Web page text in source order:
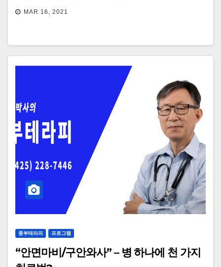
MAR 16, 2021
종부테라피 프로그램
“안면마비/구안와사” – 병 하나에 천 가지